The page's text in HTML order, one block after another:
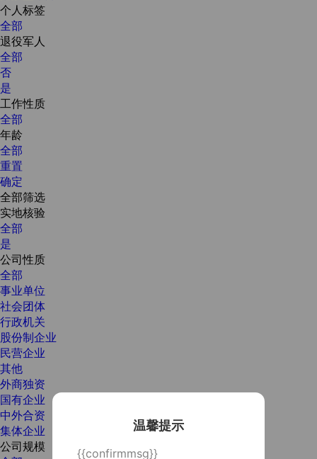
温馨提示
{{confirmmsg}}
个人标签
全部
退役军人
全部
否
是
工作性质
全部
年龄
全部
重置
确定
全部筛选
实地核验
全部
是
公司性质
全部
事业单位
社会团体
行政机关
股份制企业
民营企业
其他
外商独资
国有企业
中外合资
集体企业
公司规模